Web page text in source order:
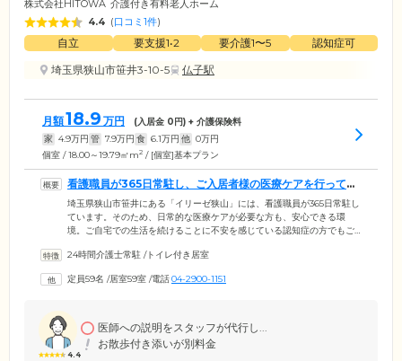
株式会社HITOWA 介護付き有料老人ホーム
4.4 (口コミ1件)
自立 要支援1•2 要介護1〜5
認知症可
埼玉県狭山市笹井3-10-5
仏子駅
月額18.9 万円 (入居金 0 円) + 介護保険料
家 4.9万円 管 7.9万円 食 6.1万円 他 0万円
個室 / 18.00～19.79㎡m2 / [個室]基本プラン
看護職員が365日常駐し、ご入居者様の医療ケアを行ってい
ます
埼玉県狭山市笹井にある「イリーゼ狭山」には、看護職員が365日常駐し
ています。そのため、日常的な医療ケアが必要な方も、安心できる環
境。ご自宅での生活を続けることに不安を感じている認知症の方でもご
さまの健康管理を徹底。血圧測定や検温などのバイタルチェックをはじ
がけはもちろん、インスリン注射なども責任をもってご対応。日々のお
24時間介護士常駐 /トイレ付き居室
定員59名 /居室59室 /電話04-2900-1151
4.4
医師への説明をスタッフが代行し...
お散歩付き添いが別料金